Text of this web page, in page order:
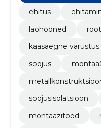
ehitus
laohooned
kaasaegne varustus
soojus
soojusisolatsioon
montaazitööd